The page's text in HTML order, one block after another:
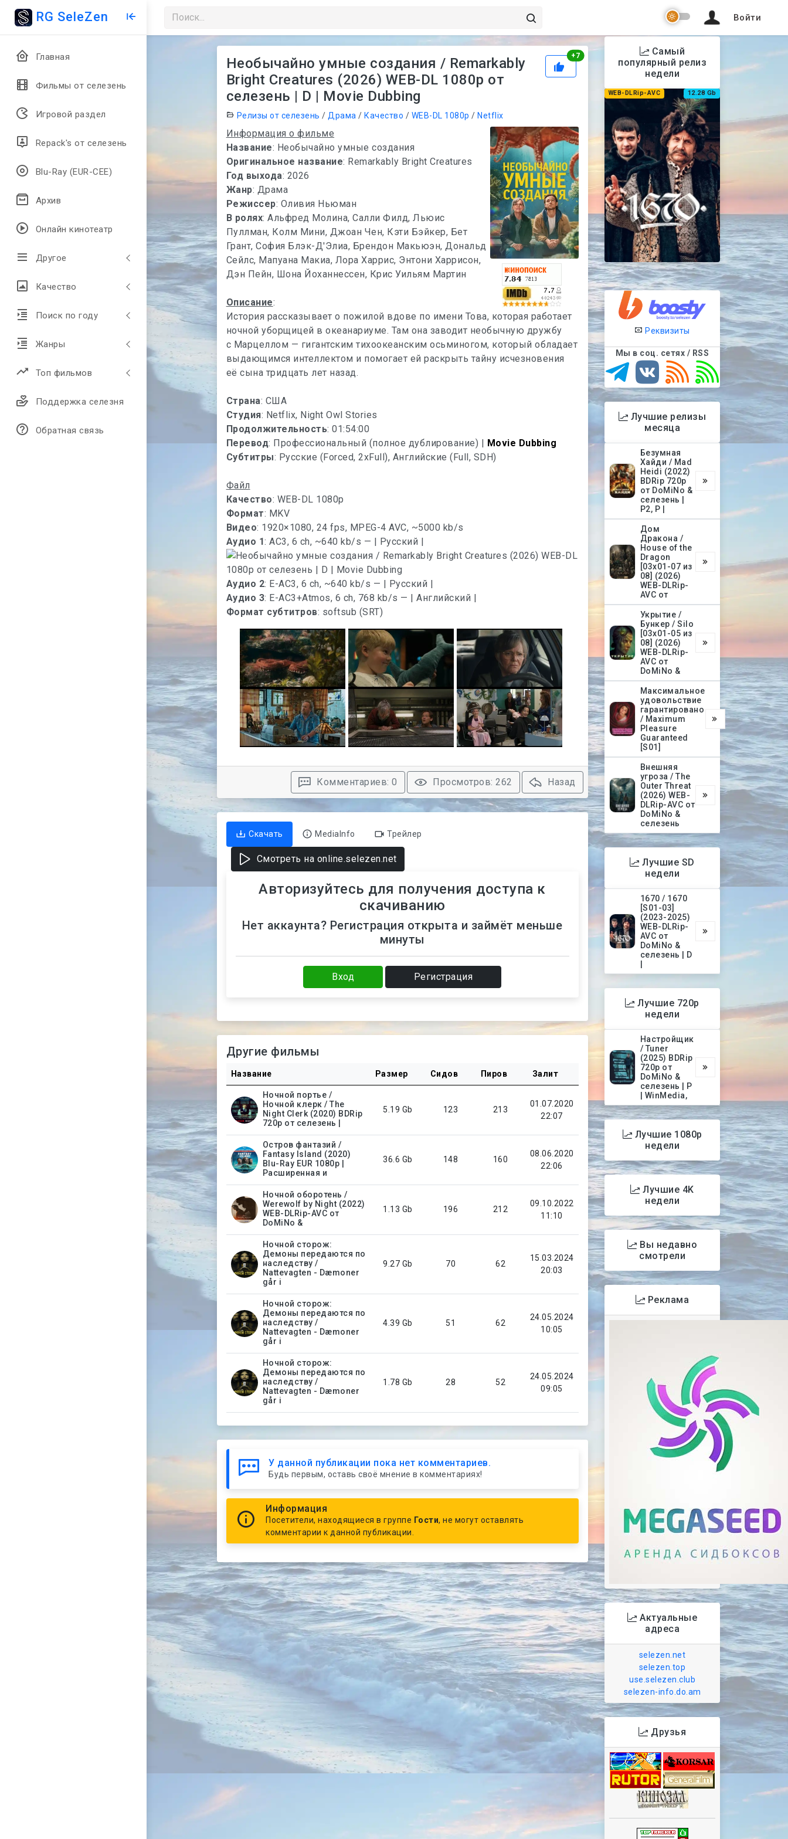
RG SeleZen
Главная
Фильмы от селезень
Игровой раздел
Repack's от селезень
Blu-Ray (EUR-CEE)
Архив
Онлайн кинотеатр
Другое
Качество
Поиск по году
Жанры
Топ фильмов
Поддержка селезня
Обратная связь
Войти
+7Рейтинг
Необычайно умные создания / Remarkably
Bright Creatures (2026) WEB-DL 1080p от
селезень | D | Movie Dubbing
Релизы от селезень / Драма /Качество / WEB-DL 1080p /Netflix
Информация о фильме
Название: Необычайно умные создания
Оригинальное название: Remarkably Bright Creatures
Год выхода: 2026
Жанр: Драма
Режиссер: Оливия Ньюман
В ролях: Альфред Молина, Салли Филд, Льюис
Пуллман, Колм Мини, Джоан Чен, Кэти Бэйкер, Бет
Грант, София Блэк-Д'Элиа, Брендон Макьюэн, Дональд
Сейлс, Мапуана Макиа, Лора Харрис, Энтони Харрисон,
Дэн Пейн, Шона Йоханнессен, Крис Уильям Мартин
Описание:
История рассказывает о пожилой вдове по имени Това, которая работает
ночной уборщицей в океанариуме. Там она заводит необычную дружбу
с Марцеллом — гигантским тихоокеанским осьминогом, который обладает
выдающимся интеллектом и помогает ей раскрыть тайну исчезновения
её сына тридцать лет назад.
Страна: США
Студия: Netflix, Night Owl Stories
Продолжительность: 01:54:00
Перевод: Профессиональный (полное дублирование) | Movie Dubbing
Субтитры: Русские (Forced, 2xFull), Английские (Full, SDH)
Файл
Качество: WEB-DL 1080p
Формат: MKV
Видео: 1920×1080, 24 fps, MPEG-4 AVC, ~5000 kb/s
Аудио 1: AC3, 6 ch, ~640 kb/s — | Русский |
Аудио 2: E-AC3, 6 ch, ~640 kb/s — | Русский |
Аудио 3: E-AC3+Atmos, 6 ch, 768 kb/s — | Английский |
Формат субтитров: softsub (SRT)
Комментариев: 0 Просмотров: 262 Назад
Скачать MediaInfo Трейлер
Смотреть на online.selezen.net
Авторизуйтесь для получения доступа к
скачиванию
Нет аккаунта? Регистрация открыта и займёт меньше
минуты
Вход Регистрация
Другие фильмы
Название Размер Сидов Пиров Залит
Ночной портье /
Ночной клерк / The
Night Clerk (2020) BDRip
720p от селезень |
5.19 Gb 123 213
01.07.2020
22:07
Остров фантазий /
Fantasy Island (2020)
Blu-Ray EUR 1080p |
Расширенная и
36.6 Gb 148 160
08.06.2020
22:06
Ночной оборотень /
Werewolf by Night (2022)
WEB-DLRip-AVC от
DoMiNo &
1.13 Gb 196 212
09.10.2022
11:10
Ночной сторож:
Демоны передаются по
наследству /
Nattevagten - Dæmoner
går i
9.27 Gb 70 62
15.03.2024
20:03
Ночной сторож:
Демоны передаются по
наследству /
Nattevagten - Dæmoner
går i
4.39 Gb 51 62
24.05.2024
10:05
Ночной сторож:
Демоны передаются по
наследству /
Nattevagten - Dæmoner
går i
1.78 Gb 28 52
24.05.2024
09:05
У данной публикации пока нет комментариев.
Будь первым, оставь своё мнение в комментариях!
Информация
Посетители, находящиеся в группе Гости, не могут оставлять
комментарии к данной публикации.
Самый
популярный релиз
недели
WEB-DLRip-AVC 12.28 Gb
Реквизиты
Мы в соц. сетях / RSS
Лучшие релизы
месяца
Безумная
Хайди / Mad
Heidi (2022)
BDRip 720p
от DoMiNo &
селезень |
P2, P |
Дом
Дракона /
House of the
Dragon
[03х01-07 из
08] (2026)
WEB-DLRip-
AVC от
Укрытие /
Бункер / Silo
[03х01-05 из
08] (2026)
WEB-DLRip-
AVC от
DoMiNo &
Максимальное
удовольствие
гарантировано
/ Maximum
Pleasure
Guaranteed
[S01]
Внешняя
угроза / The
Outer Threat
(2026) WEB-
DLRip-AVC от
DoMiNo &
селезень
Лучшие SD
недели
1670 / 1670
[S01-03]
(2023-2025)
WEB-DLRip-
AVC от
DoMiNo &
селезень | D
Лучшие 720p
недели
Настройщик
/ Tuner
(2025) BDRip
720p от
DoMiNo &
селезень | P
| WinMedia,
Лучшие 1080p
недели
Лучшие 4K
недели
Вы недавно
смотрели
Реклама
Актуальные
адреса
selezen.net
selezen.top
use.selezen.club
selezen-info.do.am
Друзья